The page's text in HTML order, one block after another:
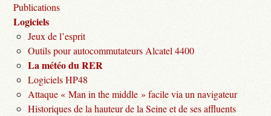
Publications
Logiciels
Jeux de l’esprit
Outils pour autocommutateurs Alcatel 4400
La météo du RER
Logiciels HP48
Attaque « Man in the middle » facile via un navigateur
Historiques de la hauteur de la Seine et de ses affluents